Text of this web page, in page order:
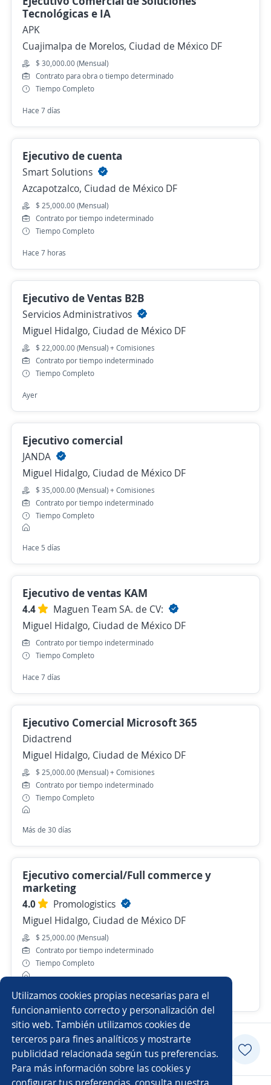
Utilizamos cookies propias necesarias para el
funcionamiento correcto y personalización del
sitio web. También utilizamos cookies de
terceros para fines analíticos y mostrarte
publicidad relacionada según tus preferencias.
Para más información sobre las cookies y
Tecnológicas e IA
APK
Cuajimalpa de Morelos, Ciudad de México DF
$ 30,000.00 (Mensual)
Contrato para obra o tiempo determinado
Tiempo Completo
Hace 7 días
Ejecutivo de cuenta
Smart Solutions
Azcapotzalco, Ciudad de México DF
$ 25,000.00 (Mensual)
Contrato por tiempo indeterminado
Tiempo Completo
Hace 7 horas
Ejecutivo de Ventas B2B
Servicios Administrativos
Miguel Hidalgo, Ciudad de México DF
$ 22,000.00 (Mensual) + Comisiones
Contrato por tiempo indeterminado
Tiempo Completo
Ayer
Ejecutivo comercial
JANDA
Miguel Hidalgo, Ciudad de México DF
$ 35,000.00 (Mensual) + Comisiones
Contrato por tiempo indeterminado
Tiempo Completo
Hace 5 días
Ejecutivo de ventas KAM
4.4
Maguen Team SA. de CV:
Miguel Hidalgo, Ciudad de México DF
Contrato por tiempo indeterminado
Tiempo Completo
Hace 7 días
Ejecutivo Comercial Microsoft 365
Didactrend
Miguel Hidalgo, Ciudad de México DF
$ 25,000.00 (Mensual) + Comisiones
Contrato por tiempo indeterminado
Tiempo Completo
Más de 30 días
Ejecutivo comercial/Full commerce y
marketing
4.0
Promologistics
Miguel Hidalgo, Ciudad de México DF
$ 25,000.00 (Mensual)
Contrato por tiempo indeterminado
Tiempo Completo
Hace 15 horas
Postularme